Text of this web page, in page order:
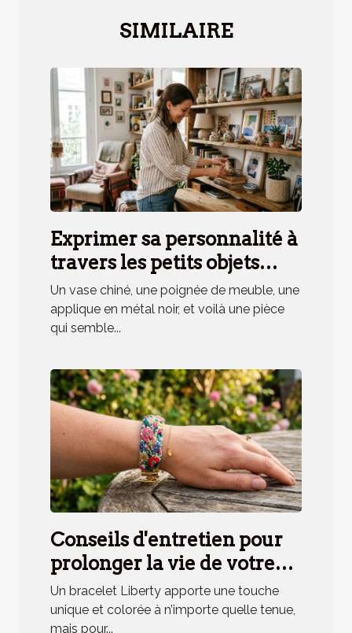
SIMILAIRE
Exprimer sa personnalité à
travers les petits objets
déco, mythe ou réalité ?
Un vase chiné, une poignée de meuble, une
applique en métal noir, et voilà une pièce
qui semble...
Conseils d'entretien pour
prolonger la vie de votre
bracelet Liberty
Un bracelet Liberty apporte une touche
unique et colorée à n’importe quelle tenue,
mais pour...